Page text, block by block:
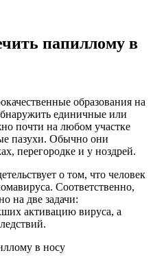
папиллому в
образования на
единичные или
почти на любом участке
пазухи. Обычно они
перегородке и у ноздрей.
о том, что человек
Соответственно,
на две задачи:
активацию вируса, а